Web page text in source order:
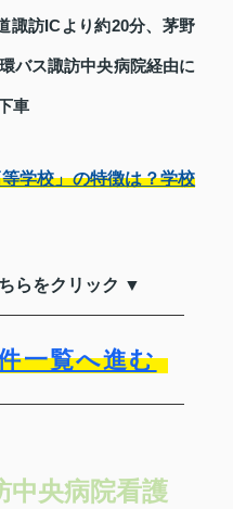
諏訪ICより約20分、茅野
バス諏訪中央病院経由に
車
学校」の特徴は？学校
らをクリック ▼
一覧へ進む
中央病院看護